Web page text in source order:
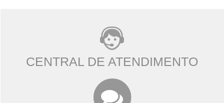
CENTRAL DE ATENDIMENTO